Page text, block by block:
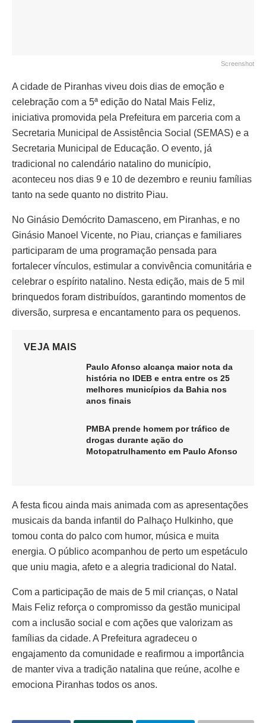
Screenshot
A cidade de Piranhas viveu dois dias de emoção e
celebração com a 5ª edição do Natal Mais Feliz,
iniciativa promovida pela Prefeitura em parceria com a
Secretaria Municipal de Assistência Social (SEMAS) e a
Secretaria Municipal de Educação. O evento, já
tradicional no calendário natalino do município,
aconteceu nos dias 9 e 10 de dezembro e reuniu famílias
tanto na sede quanto no distrito Piau.
No Ginásio Demócrito Damasceno, em Piranhas, e no
Ginásio Manoel Vicente, no Piau, crianças e familiares
participaram de uma programação pensada para
fortalecer vínculos, estimular a convivência comunitária e
celebrar o espírito natalino. Nesta edição, mais de 5 mil
brinquedos foram distribuídos, garantindo momentos de
diversão, surpresa e encantamento para os pequenos.
VEJA MAIS
Paulo Afonso alcança maior nota da
história no IDEB e entra entre os 25
melhores municípios da Bahia nos
anos finais
PMBA prende homem por tráfico de
drogas durante ação do
Motopatrulhamento em Paulo Afonso
A festa ficou ainda mais animada com as apresentações
musicais da banda infantil do Palhaço Hulkinho, que
tomou conta do palco com humor, música e muita
energia. O público acompanhou de perto um espetáculo
que uniu magia, afeto e a alegria tradicional do Natal.
Com a participação de mais de 5 mil crianças, o Natal
Mais Feliz reforça o compromisso da gestão municipal
com a inclusão social e com ações que valorizam as
famílias da cidade. A Prefeitura agradeceu o
engajamento da comunidade e reafirmou a importância
de manter viva a tradição natalina que reúne, acolhe e
emociona Piranhas todos os anos.